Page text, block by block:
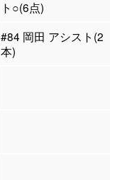
ト○(6点)
#84 岡田 アシスト(2
本)